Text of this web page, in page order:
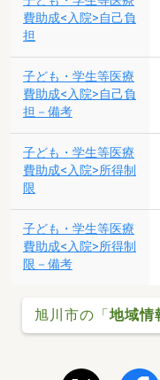
費助成<入院>自己負
担
子ども・学生等医療
費助成<入院>自己負
担－備考
子ども・学生等医療
費助成<入院>所得制
限
子ども・学生等医療
費助成<入院>所得制
限－備考
旭川市の「地域情